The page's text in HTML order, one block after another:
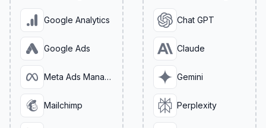
Google Analytics
Google Ads
Meta Ads Manager
Mailchimp
Chat GPT
Claude
Gemini
Perplexity